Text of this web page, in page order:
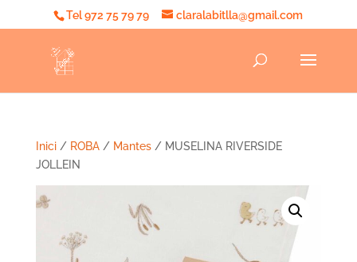
Tel 972 75 79 79 claralabitlla@gmail.com
Inici/ ROBA/ Mantes/ MUSELINA RIVERSIDE
JOLLEIN